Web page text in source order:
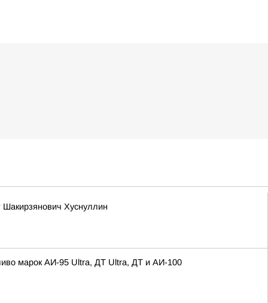
Хуснуллин
марок АИ-95 Ultra, ДТ Ultra, ДТ и АИ-100